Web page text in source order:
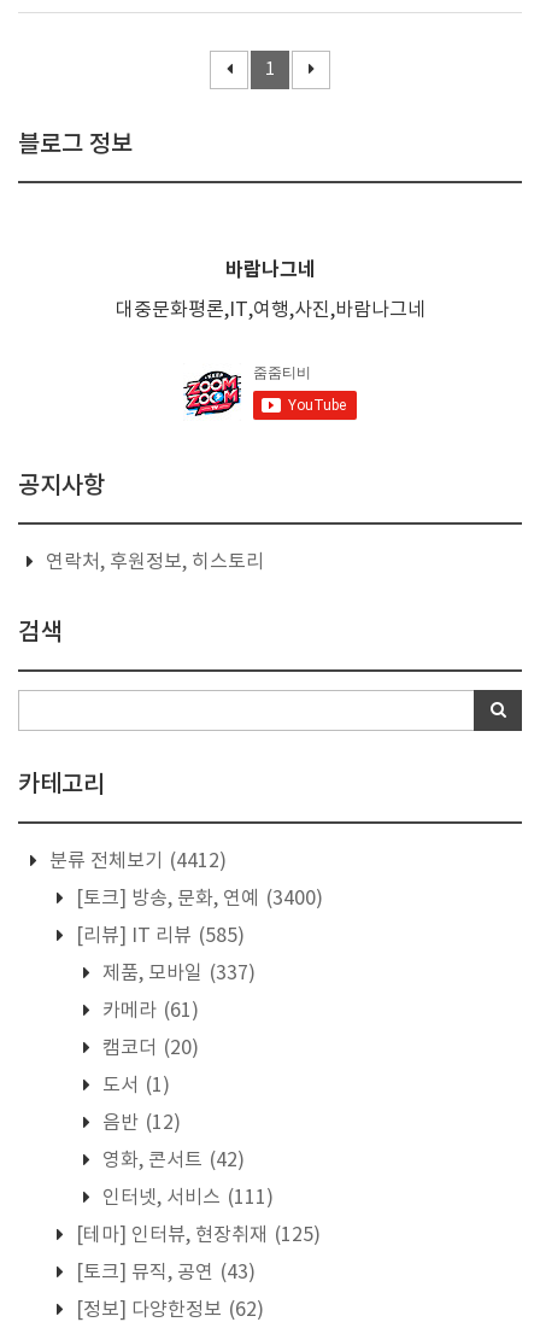
1
블로그 정보
바람나그네
대중문화평론,IT,여행,사진,바람나그네
공지사항
연락처, 후원정보, 히스토리
검색
카테고리
분류 전체보기
(4412)
[토크] 방송, 문화, 연예
(3400)
[리뷰] IT 리뷰 (585)
제품, 모바일 (337)
카메라 (61)
캠코더 (20)
도서 (1)
음반 (12)
영화, 콘서트 (42)
인터넷, 서비스 (111)
[테마] 인터뷰, 현장취재 (125)
[토크] 뮤직, 공연 (43)
[정보] 다양한정보 (62)